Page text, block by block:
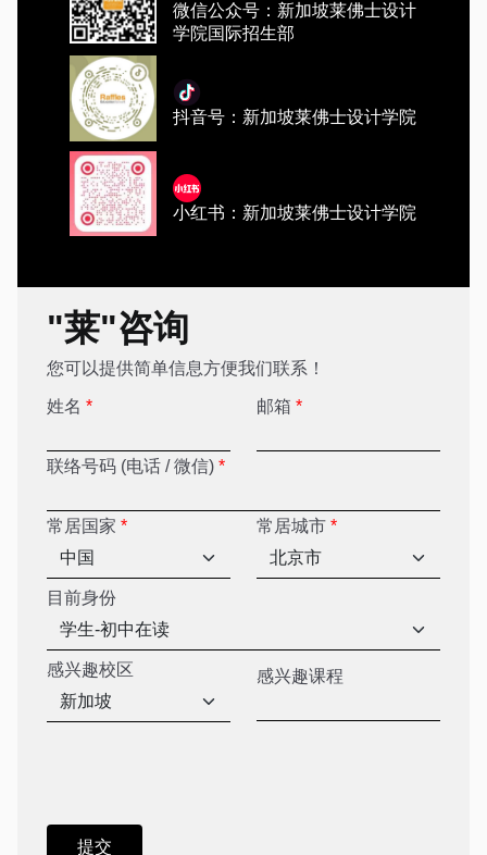
微信公众号：新加坡莱佛士设计
学院国际招生部
抖音号：新加坡莱佛士设计学院
小红书：新加坡莱佛士设计学院
"莱"咨询
您可以提供简单信息方便我们联系！
姓名 * 邮箱 *
联络号码 (电话 / 微信) *
常居国家 * 常居城市 *
目前身份
感兴趣校区 感兴趣课程